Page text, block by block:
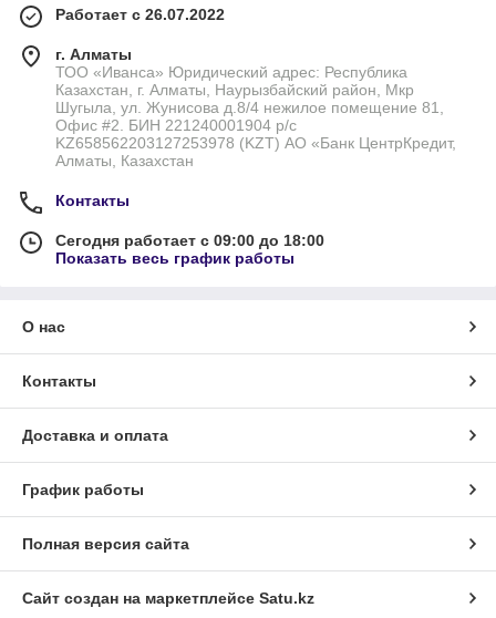
Работает с 26.07.2022
г. Алматы
ТОО «Иванса» Юридический адрес: Республика
Казахстан, г. Алматы, Наурызбайский район, Мкр
Шугыла, ул. Жунисова д.8/4 нежилое помещение 81,
Офис #2. БИН 221240001904 р/с
KZ658562203127253978 (KZT) АО «Банк ЦентрКредит,
Алматы, Казахстан
Контакты
Сегодня работает с 09:00 до 18:00
Показать весь график работы
О нас
Контакты
Доставка и оплата
График работы
Полная версия сайта
Сайт создан на маркетплейсе Satu.kz